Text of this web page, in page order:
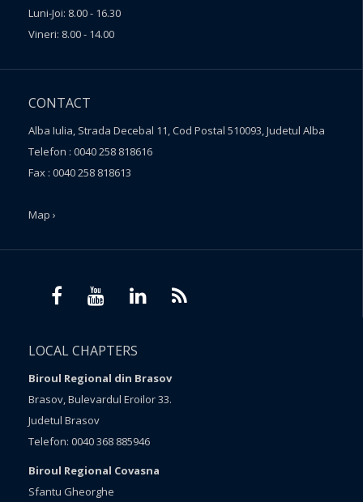
Luni-Joi: 8.00 - 16.30
Vineri: 8.00 - 14.00
CONTACT
Alba Iulia, Strada Decebal 11, Cod Postal 510093, Judetul Alba
Telefon : 0040 258 818616
Fax : 0040 258 818613
Map ›
LOCAL CHAPTERS
Biroul Regional din Brasov
Brasov, Bulevardul Eroilor 33.
Judetul Brasov
Telefon: 0040 368 885946
Biroul Regional Covasna
Sfantu Gheorghe